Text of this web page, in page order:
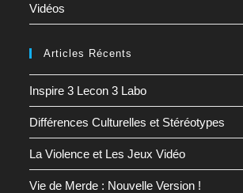
Vidéos
Articles Récents
Inspire 3 Lecon 3 Labo
Différences Culturelles et Stéréotypes
La Violence et Les Jeux Vidéo
Vie de Merde : Nouvelle Version !